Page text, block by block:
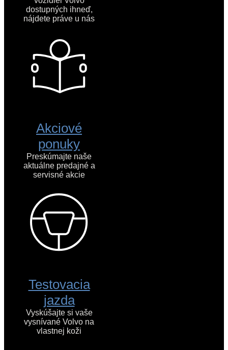
dostupných ihneď,
nájdete práve u nás
Akciové
ponuky
Preskúmajte naše
aktuálne predajné a
servisné akcie
Testovacia
jazda
Vyskúšajte si vaše
vysnívané Volvo na
vlastnej koži